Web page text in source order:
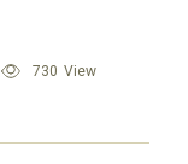
730 View